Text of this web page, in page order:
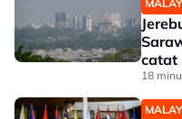
catat
18